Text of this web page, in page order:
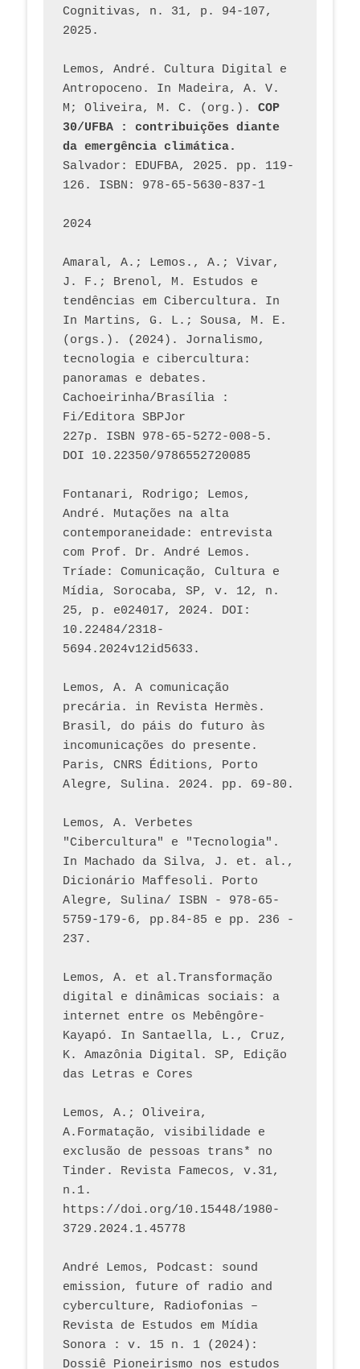
Cognitivas, n. 31, p. 94-107,
2025.
Lemos, André. Cultura Digital e
Antropoceno. In Madeira, A. V.
M; Oliveira, M. C. (org.). COP
30/UFBA : contribuições diante
da emergência climática.
Salvador: EDUFBA, 2025. pp. 119-
126. ISBN: 978-65-5630-837-1
2024
Amaral, A.; Lemos., A.; Vivar,
J. F.; Brenol, M. Estudos e
tendências em Cibercultura. In
In Martins, G. L.; Sousa, M. E.
(orgs.). (2024). Jornalismo,
tecnologia e cibercultura:
panoramas e debates.
Cachoeirinha/Brasília :
Fi/Editora SBPJor
227p. ISBN 978-65-5272-008-5.
DOI 10.22350/9786552720085
Fontanari, Rodrigo; Lemos,
André. Mutações na alta
contemporaneidade: entrevista
com Prof. Dr. André Lemos.
Tríade: Comunicação, Cultura e
Mídia, Sorocaba, SP, v. 12, n.
25, p. e024017, 2024. DOI:
10.22484/2318-
5694.2024v12id5633.
Lemos, A. A comunicação
precária. in Revista Hermès.
Brasil, do páis do futuro às
incomunicações do presente.
Paris, CNRS Éditions, Porto
Lemos, A. Verbetes
"Cibercultura" e "Tecnologia".
In Machado da Silva, J. et. al.,
Dicionário Maffesoli. Porto
Alegre, Sulina/ ISBN - 978-65-
5759-179-6, pp.84-85 e pp. 236 -
237.
Lemos, A. et al.Transformação
digital e dinâmicas sociais: a
internet entre os Mebêngôre-
Kayapó. In Santaella, L., Cruz,
K. Amazônia Digital. SP, Edição
das Letras e Cores
Lemos, A.; Oliveira,
A.Formatação, visibilidade e
exclusão de pessoas trans* no
Tinder. Revista Famecos, v.31,
n.1.
https://doi.org/10.15448/1980-
3729.2024.1.45778
André Lemos, Podcast: sound
emission, future of radio and
cyberculture, Radiofonias –
Revista de Estudos em Mídia
Sonora : v. 15 n. 1 (2024):
Dossiê Pioneirismo nos estudos